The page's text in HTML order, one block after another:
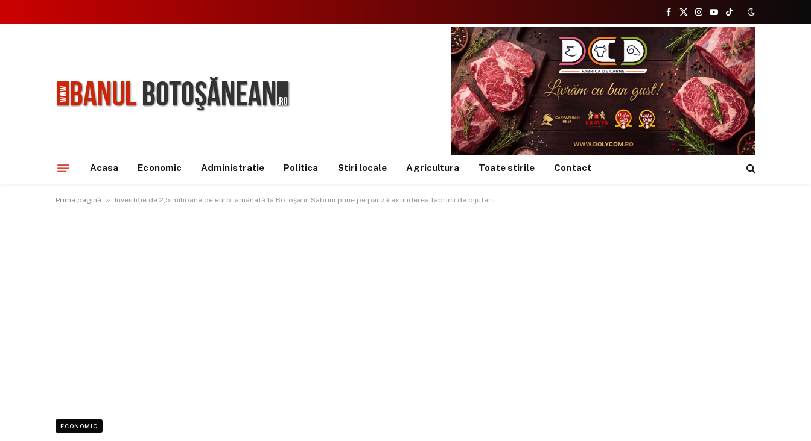
Facebook
X
(Twitter)
Instagram
YouTubeTikTok
Acasa Economic Administratie Politica Stiri locale Agricultura Toate stirile Contact
Prima pagină » Investiție de 2,5 milioane de euro, amânată la Botoșani: Sabrini pune pe pauză extinderea fabricii de bijuterii
ECONOMIC